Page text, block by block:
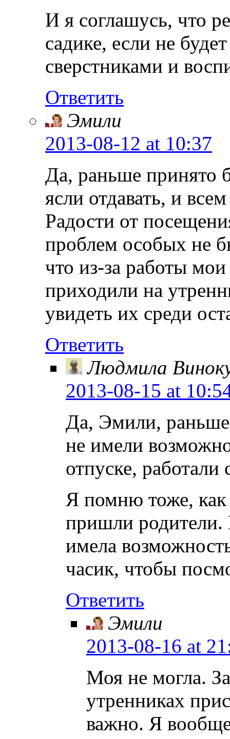
И я соглашусь, что
садике, если не
сверстниками и
Ответить
Эмили
2013-08-12 at 10:37
Да, раньше принято
ясли отдавать, и
Радости от
проблем особых не
что из-за работы
приходили на
увидеть их среди
Ответить
Людмила
2013-08-15 at
Да, Эмили,
не имели
отпуске, работали
Я помню тоже, как
пришли родители.
имела
часик, чтобы
Ответить
Эмили
2013-08-16 at
Моя не могла.
утренниках
важно. Я